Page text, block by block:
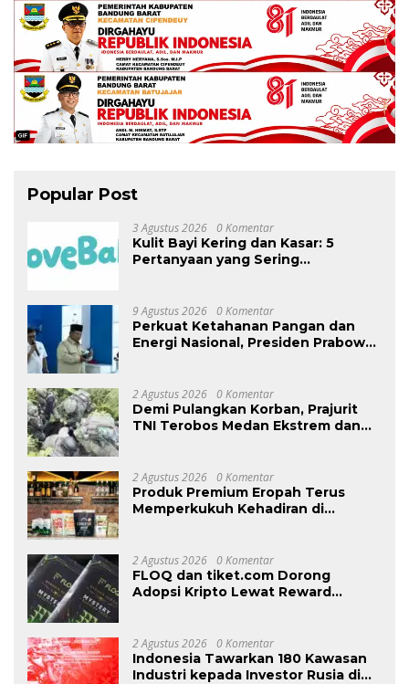
Popular Post
3 Agustus 2026 0 Komentar
Kulit Bayi Kering dan Kasar: 5
Pertanyaan yang Sering
9 Agustus 2026 0 Komentar
Perkuat Ketahanan Pangan dan
Energi Nasional, Presiden Prabowo
Nusantara
2 Agustus 2026 0 Komentar
Demi Pulangkan Korban, Prajurit
TNI Terobos Medan Ekstrem dan
2 Agustus 2026 0 Komentar
Produk Premium Eropah Terus
Memperkukuh Kehadiran di
2 Agustus 2026 0 Komentar
FLOQ dan tiket.com Dorong
Adopsi Kripto Lewat Reward
2 Agustus 2026 0 Komentar
Indonesia Tawarkan 180 Kawasan
Industri kepada Investor Rusia di